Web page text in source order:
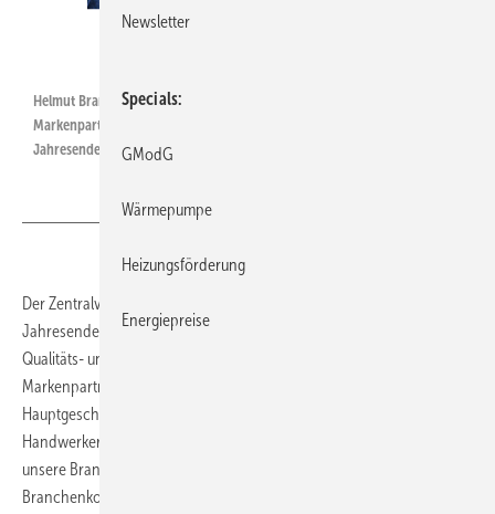
Helmut Bramann: Nach intensivem Diskussionsprozess mit den
Markenpartnern wurde beschlossen, dass die Handwerkermarke zum
Jahresende 2018 ausläuft.
Der Zentralverband Sanitär Heizung Klima (ZVSHK) hat zum
Jahresende 2018 die Handwerkermarke vom Markt genommen. Das
Qualitäts- und Leistungsbündnis wurde im Einvernehmen mit den
Markenpartnern nach 18 Jahren aufgelöst. Helmut Bramann,
Hauptgeschäftsführer des ZVSHK: „Es ist Zeit neue Wege zu gehen. Die
Handwerkermarke hat in den Jahren ihres Bestehens Standards für
unsere Branche gesetzt und ist eines der am längsten aktiven
Branchenkonzepte.“ Geänderte Markt- und Rahmenbedingungen
Newsletter
Specials
GModG
Wärmepumpe
Heizungsförderung
Energiepreise